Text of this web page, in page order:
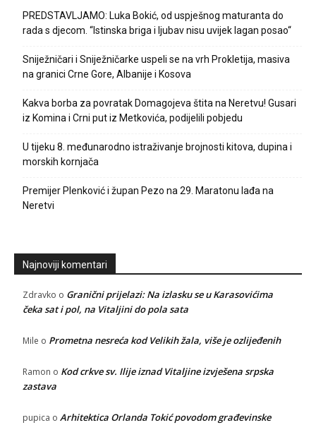
PREDSTAVLJAMO: Luka Bokić, od uspješnog maturanta do
rada s djecom. “Istinska briga i ljubav nisu uvijek lagan posao“
Sniježničari i Sniježničarke uspeli se na vrh Prokletija, masiva
na granici Crne Gore, Albanije i Kosova
Kakva borba za povratak Domagojeva štita na Neretvu! Gusari
iz Komina i Crni put iz Metkovića, podijelili pobjedu
U tijeku 8. međunarodno istraživanje brojnosti kitova, dupina i
morskih kornjača
Premijer Plenković i župan Pezo na 29. Maratonu lađa na
Neretvi
Najnoviji komentari
Zdravko o Granični prijelazi: Na izlasku se u Karasovićima
čeka sat i pol, na Vitaljini do pola sata
Mile o Prometna nesreća kod Velikih žala, više je ozlijeđenih
Ramon o Kod crkve sv. Ilije iznad Vitaljine izvješena srpska
zastava
pupica o Arhitektica Orlanda Tokić povodom građevinske